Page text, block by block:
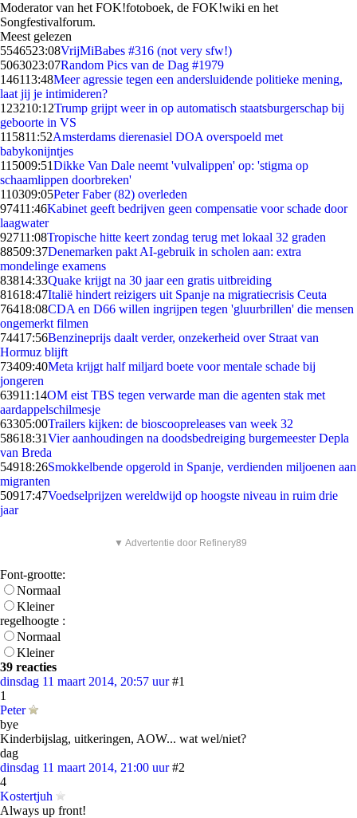
Moderator van het FOK!fotoboek, de FOK!wiki en het
Songfestivalforum.
Meest gelezen
5546523:08VrijMiBabes #316 (not very sfw!)
5063023:07Random Pics van de Dag #1979
146113:48Meer agressie tegen een andersluidende politieke mening,
laat jij je intimideren?
123210:12Trump grijpt weer in op automatisch staatsburgerschap bij
geboorte in VS
115811:52Amsterdams dierenasiel DOA overspoeld met
babykonijntjes
115009:51Dikke Van Dale neemt 'vulvalippen' op: 'stigma op
schaamlippen doorbreken'
110309:05Peter Faber (82) overleden
97411:46Kabinet geeft bedrijven geen compensatie voor schade door
laagwater
92711:08Tropische hitte keert zondag terug met lokaal 32 graden
88509:37Denemarken pakt AI-gebruik in scholen aan: extra
mondelinge examens
83814:33Quake krijgt na 30 jaar een gratis uitbreiding
81618:47Italië hindert reizigers uit Spanje na migratiecrisis Ceuta
76418:08CDA en D66 willen ingrijpen tegen 'gluurbrillen' die mensen
ongemerkt filmen
74417:56Benzineprijs daalt verder, onzekerheid over Straat van
Hormuz blijft
73409:40Meta krijgt half miljard boete voor mentale schade bij
jongeren
63911:14OM eist TBS tegen verwarde man die agenten stak met
aardappelschilmesje
63305:00Trailers kijken: de bioscoopreleases van week 32
58618:31Vier aanhoudingen na doodsbedreiging burgemeester Depla
van Breda
54918:26Smokkelbende opgerold in Spanje, verdienden miljoenen aan
migranten
50917:47Voedselprijzen wereldwijd op hoogste niveau in ruim drie
jaar
▼ Advertentie door Refinery89
Font-grootte:
Normaal
Kleiner
regelhoogte :
Normaal
Kleiner
39 reacties
dinsdag 11 maart 2014, 20:57 uur #1
1
Peter
bye
Kinderbijslag, uitkeringen, AOW... wat wel/niet?
dag
dinsdag 11 maart 2014, 21:00 uur #2
4
Kostertjuh
Always up front!